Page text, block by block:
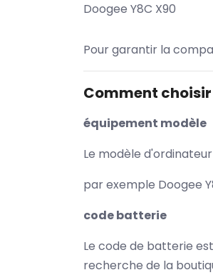
Doogee Y8C X90
Pour garantir la
Comment
équipement modèle
Le modèle
par exemple Doogee
code batterie
Le code de batterie
recherche de la